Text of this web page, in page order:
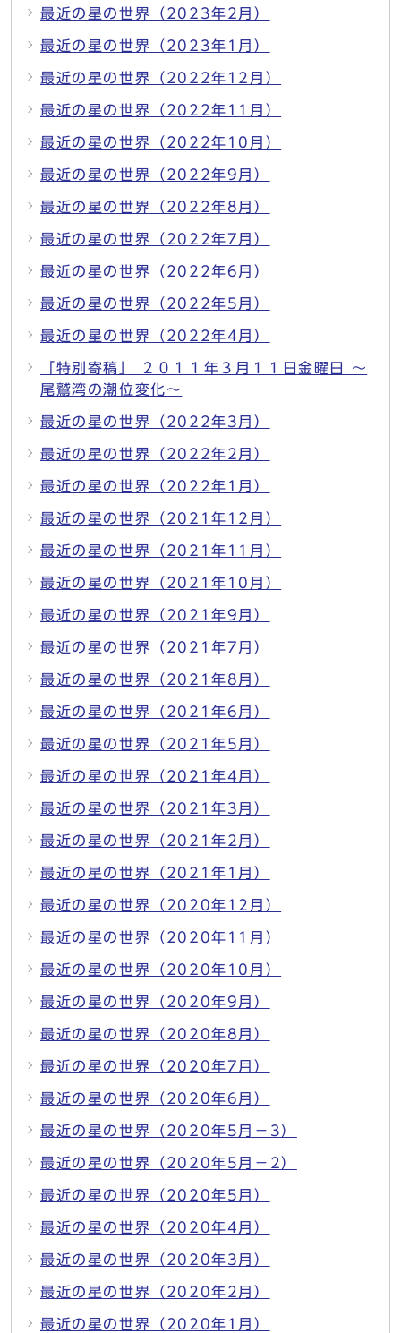
最近の星の世界（2023年2月）
最近の星の世界（2023年1月）
最近の星の世界（2022年12月）
最近の星の世界（2022年11月）
最近の星の世界（2022年10月）
最近の星の世界（2022年9月）
最近の星の世界（2022年8月）
最近の星の世界（2022年7月）
最近の星の世界（2022年6月）
最近の星の世界（2022年5月）
最近の星の世界（2022年4月）
「特別寄稿」 ２０１１年３月１１日金曜日 ～
尾鷲湾の潮位変化～
最近の星の世界（2022年3月）
最近の星の世界（2022年2月）
最近の星の世界（2022年1月）
最近の星の世界（2021年12月）
最近の星の世界（2021年11月）
最近の星の世界（2021年10月）
最近の星の世界（2021年9月）
最近の星の世界（2021年7月）
最近の星の世界（2021年8月）
最近の星の世界（2021年6月）
最近の星の世界（2021年5月）
最近の星の世界（2021年4月）
最近の星の世界（2021年3月）
最近の星の世界（2021年2月）
最近の星の世界（2021年1月）
最近の星の世界（2020年12月）
最近の星の世界（2020年11月）
最近の星の世界（2020年10月）
最近の星の世界（2020年9月）
最近の星の世界（2020年8月）
最近の星の世界（2020年7月）
最近の星の世界（2020年6月）
最近の星の世界（2020年5月－3）
最近の星の世界（2020年5月－2）
最近の星の世界（2020年5月）
最近の星の世界（2020年4月）
最近の星の世界（2020年3月）
最近の星の世界（2020年2月）
最近の星の世界（2020年1月）